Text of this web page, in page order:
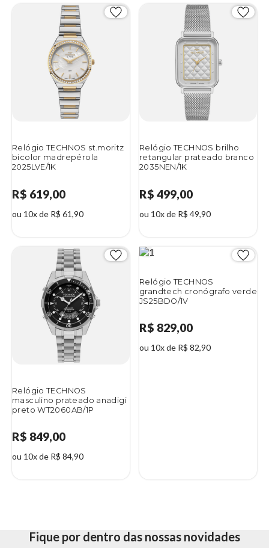
Relógio TECHNOS st.moritz
bicolor madrepérola
2025LVE/1K
R$ 619,00
ou 10x de R$ 61,90
Relógio TECHNOS brilho
retangular prateado branco
2035NEN/1K
R$ 499,00
ou 10x de R$ 49,90
Relógio TECHNOS
masculino prateado anadigi
preto WT2060AB/1P
R$ 849,00
ou 10x de R$ 84,90
Relógio TECHNOS
grandtech cronógrafo verde
JS25BDO/1V
R$ 829,00
ou 10x de R$ 82,90
Fique por dentro das nossas novidades